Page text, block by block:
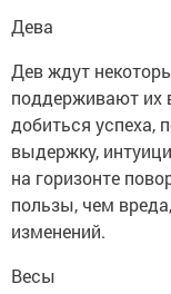
Дева
Дев ждут
поддерживают их
добиться успеха,
выдержку,
на горизонте
пользы, чем
изменений.
Весы